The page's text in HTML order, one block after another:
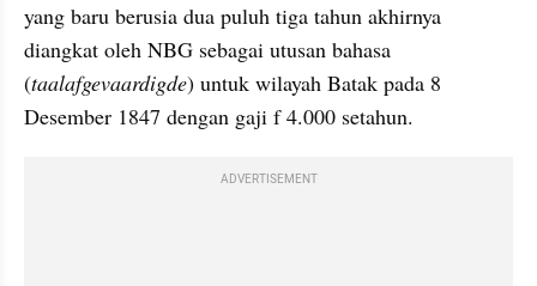
yang baru berusia dua puluh tiga tahun akhirnya
diangkat oleh NBG sebagai utusan bahasa
(taalafgevaardigde) untuk wilayah Batak pada 8
Desember 1847 dengan gaji f 4.000 setahun.
ADVERTISEMENT